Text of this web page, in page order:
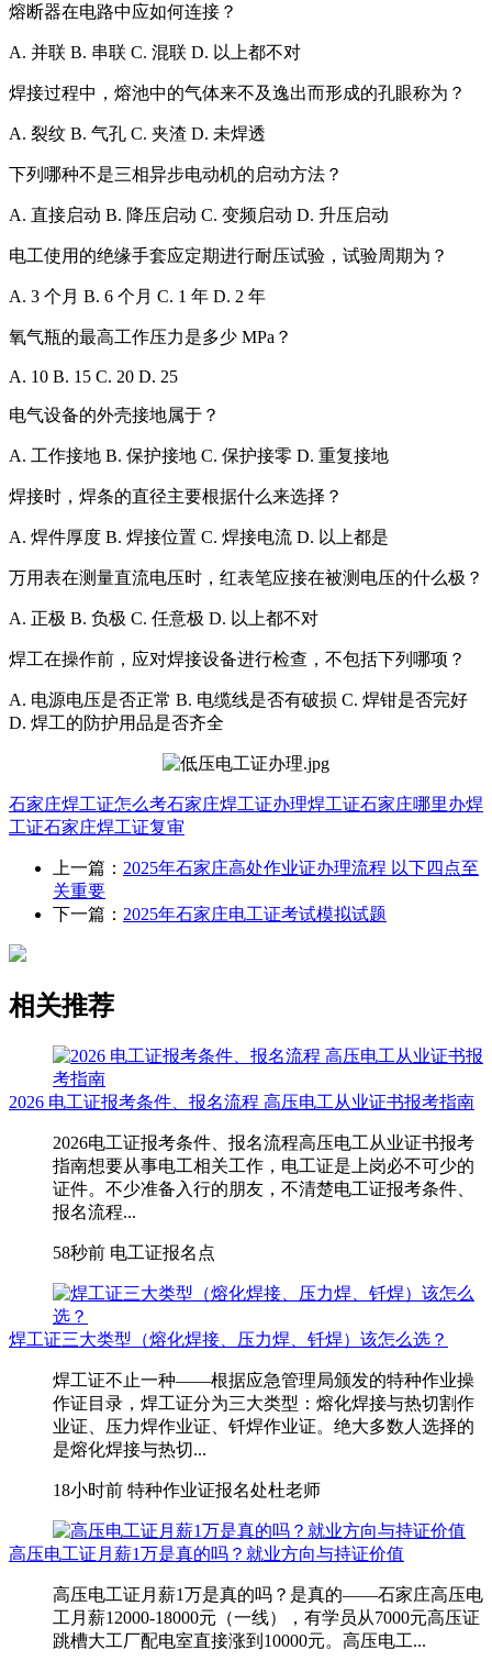
熔断器在电路中应如何连接？
A. 并联 B. 串联 C. 混联 D. 以上都不对
焊接过程中，熔池中的气体来不及逸出而形成的孔眼称为？
A. 裂纹 B. 气孔 C. 夹渣 D. 未焊透
下列哪种不是三相异步电动机的启动方法？
A. 直接启动 B. 降压启动 C. 变频启动 D. 升压启动
电工使用的绝缘手套应定期进行耐压试验，试验周期为？
A. 3 个月 B. 6 个月 C. 1 年 D. 2 年
氧气瓶的最高工作压力是多少 MPa？
A. 10 B. 15 C. 20 D. 25
电气设备的外壳接地属于？
A. 工作接地 B. 保护接地 C. 保护接零 D. 重复接地
焊接时，焊条的直径主要根据什么来选择？
A. 焊件厚度 B. 焊接位置 C. 焊接电流 D. 以上都是
万用表在测量直流电压时，红表笔应接在被测电压的什么极？
A. 正极 B. 负极 C. 任意极 D. 以上都不对
焊工在操作前，应对焊接设备进行检查，不包括下列哪项？
A. 电源电压是否正常 B. 电缆线是否有破损 C. 焊钳是否完好
D. 焊工的防护用品是否齐全
石家庄焊工证怎么考石家庄焊工证办理焊工证石家庄哪里办焊
工证石家庄焊工证复审
上一篇： 2025年石家庄高处作业证办理流程 以下四点至
关重要
下一篇： 2025年石家庄电工证考试模拟试题
相关推荐
2026 电工证报考条件、报名流程 高压电工从业证书报考指南
2026电工证报考条件、报名流程高压电工从业证书报考
指南想要从事电工相关工作，电工证是上岗必不可少的
证件。不少准备入行的朋友，不清楚电工证报考条件、
报名流程...
58秒前 电工证报名点
焊工证三大类型（熔化焊接、压力焊、钎焊）该怎么选？
焊工证不止一种——根据应急管理局颁发的特种作业操
作证目录，焊工证分为三大类型：熔化焊接与热切割作
业证、压力焊作业证、钎焊作业证。绝大多数人选择的
是熔化焊接与热切...
18小时前 特种作业证报名处杜老师
高压电工证月薪1万是真的吗？就业方向与持证价值
高压电工证月薪1万是真的吗？是真的——石家庄高压电
工月薪12000-18000元（一线），有学员从7000元高压证
跳槽大工厂配电室直接涨到10000元。高压电工...